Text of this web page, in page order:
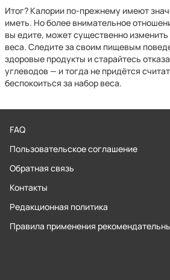
Итог? Калории по-прежнему имеют
иметь. Но более внимательное
вы едите, может существенно
веса. Следите за своим пищевым
здоровые продукты и старайтесь
углеводов — и тогда не придётся
беспокоиться за набор веса.
FAQ
Пользовательское соглашение
Обратная связь
Контакты
Редакционная политика
Правила применения